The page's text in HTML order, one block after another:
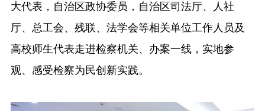
大代表，自治区政协委员，自治区司法厅、人社
厅、总工会、残联、法学会等相关单位工作人员及
高校师生代表走进检察机关、办案一线，实地参
观、感受检察为民创新实践。